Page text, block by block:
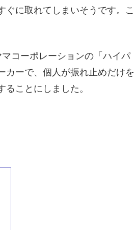
ぐに取れてしまいそうです。こ
コーポレーションの「ハイパ
カーで、個人が振れ止めだけを
ことにしました。